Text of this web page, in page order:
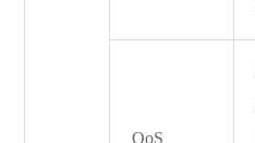
QoS